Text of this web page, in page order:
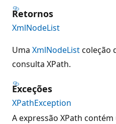
Retornos
XmlNodeList
Uma XmlNodeListcoleção
consulta XPath.
Exceções
XPathException
A expressão XPath